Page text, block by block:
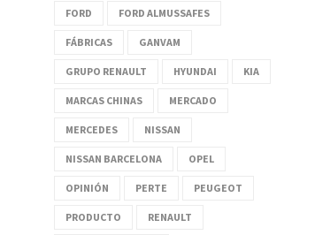
FORD FORD ALMUSSAFES
FÁBRICAS GANVAM
GRUPO RENAULT HYUNDAI KIA
MARCAS CHINAS MERCADO
MERCEDES NISSAN
NISSAN BARCELONA OPEL
OPINIÓN PERTE PEUGEOT
PRODUCTO RENAULT